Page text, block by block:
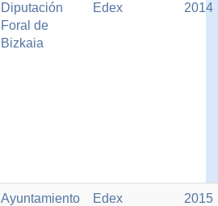
Diputación
Foral de
Bizkaia
Edex 2014
Ayuntamiento
Edex 2015